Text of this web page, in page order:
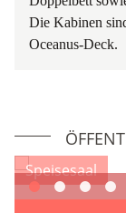
Die Kabinen
Oceanus-Deck.
Speisesaal